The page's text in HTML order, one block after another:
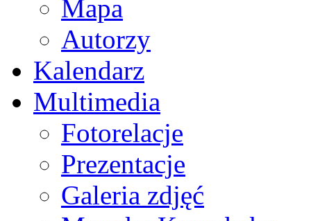
Mapa
Autorzy
Kalendarz
Multimedia
Fotorelacje
Prezentacje
Galeria zdjęć